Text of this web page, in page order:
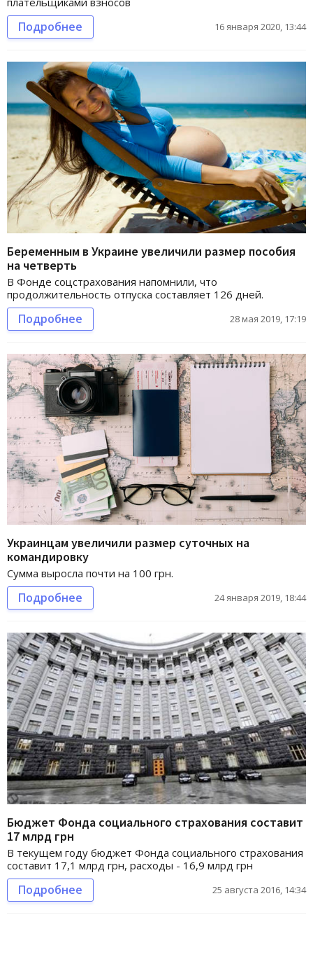
Подробнее 16 января 2020, 13:44
Беременным в Украине увеличили размер пособия
на четверть
В Фонде соцстрахования напомнили, что
продолжительность отпуска составляет 126 дней.
Подробнее 28 мая 2019, 17:19
Украинцам увеличили размер суточных на
командировку
Сумма выросла почти на 100 грн.
Подробнее 24 января 2019, 18:44
Бюджет Фонда социального страхования составит
17 млрд грн
В текущем году бюджет Фонда социального страхования
составит 17,1 млрд грн, расходы - 16,9 млрд грн
Подробнее 25 августа 2016, 14:34